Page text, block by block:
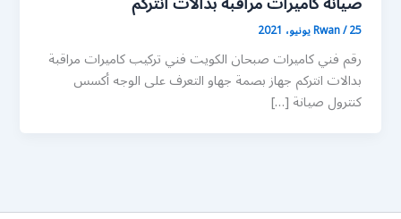
Rwan/25 يونيو، 2021
رقم فني كاميرات صبحان الكويت فني تركيب كاميرات مراقبة
بدالات انتركم جهاز بصمة جهاو التعرف على الوجه أكسس
كنترول صيانة […]